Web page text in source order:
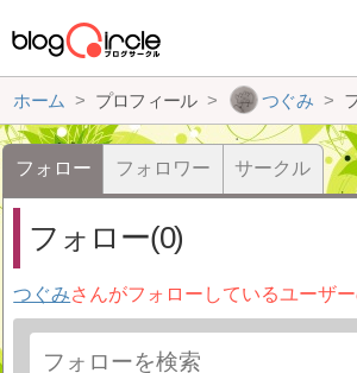
ホーム プロフィール つぐみ
フォロー フォロワー サークル
フォロー(0)
つぐみさんがフォローしているユーザー